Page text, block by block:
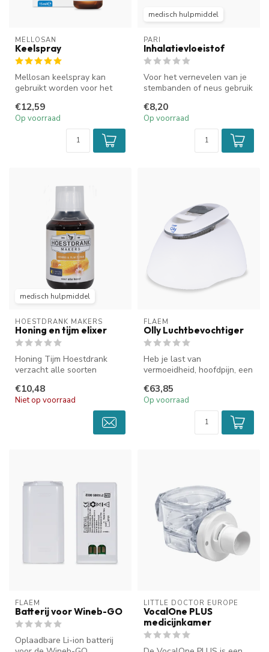
MELLOSAN
Keelspray
Mellosan keelspray kan
gebruikt worden voor het
voor h...
€12,59
Op voorraad
medisch hulpmiddel
PARI
Inhalatievloeistof
Voor het vernevelen van je
stembanden of neus gebruik
€8,20
Op voorraad
medisch hulpmiddel
HOESTDRANK MAKERS
Honing en tijm elixer
Honing Tijm Hoestdrank
verzacht alle soorten
Het un...
€10,48
Niet op voorraad
FLAEM
Olly Luchtbevochtiger
Heb je last van
vermoeidheid, hoofdpijn, een
luchtw...
€63,85
Op voorraad
FLAEM
Batterij voor Wineb-GO
Oplaadbare Li-ion batterij
LITTLE DOCTOR EUROPE
VocalOne PLUS
medicijnkamer